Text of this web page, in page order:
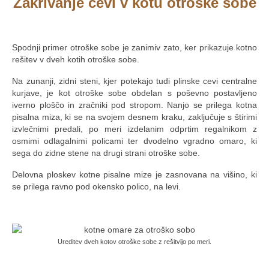
Spodnji primer otroške sobe je zanimiv zato, ker prikazuje kotno
rešitev v dveh kotih otroške sobe.
Na zunanji, zidni steni, kjer potekajo tudi plinske cevi centralne
kurjave, je kot otroške sobe obdelan s poševno postavljeno
iverno ploščo in zračniki pod stropom. Nanjo se prilega kotna
pisalna miza, ki se na svojem desnem kraku, zaključuje s štirimi
izvlečnimi predali, po meri izdelanim odprtim regalnikom z
osmimi odlagalnimi policami ter dvodelno vgradno omaro, ki
sega do zidne stene na drugi strani otroške sobe.
Delovna ploskev kotne pisalne mize je zasnovana na višino, ki
se prilega ravno pod okensko polico, na levi.
Ureditev dveh kotov otroške sobe z rešitvijo po meri.